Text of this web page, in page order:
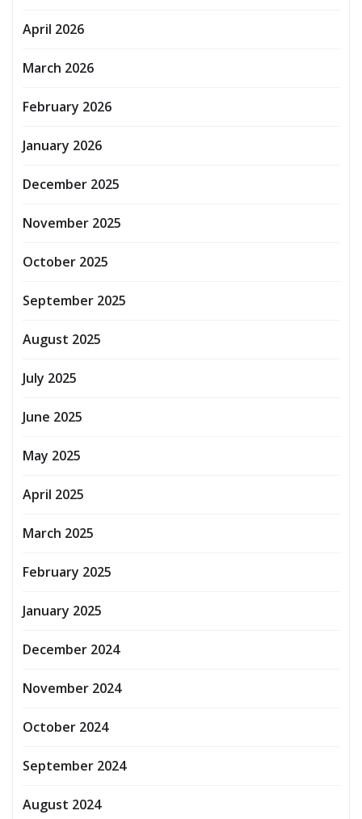
April 2026
March 2026
February 2026
January 2026
December 2025
November 2025
October 2025
September 2025
August 2025
July 2025
June 2025
May 2025
April 2025
March 2025
February 2025
January 2025
December 2024
November 2024
October 2024
September 2024
August 2024